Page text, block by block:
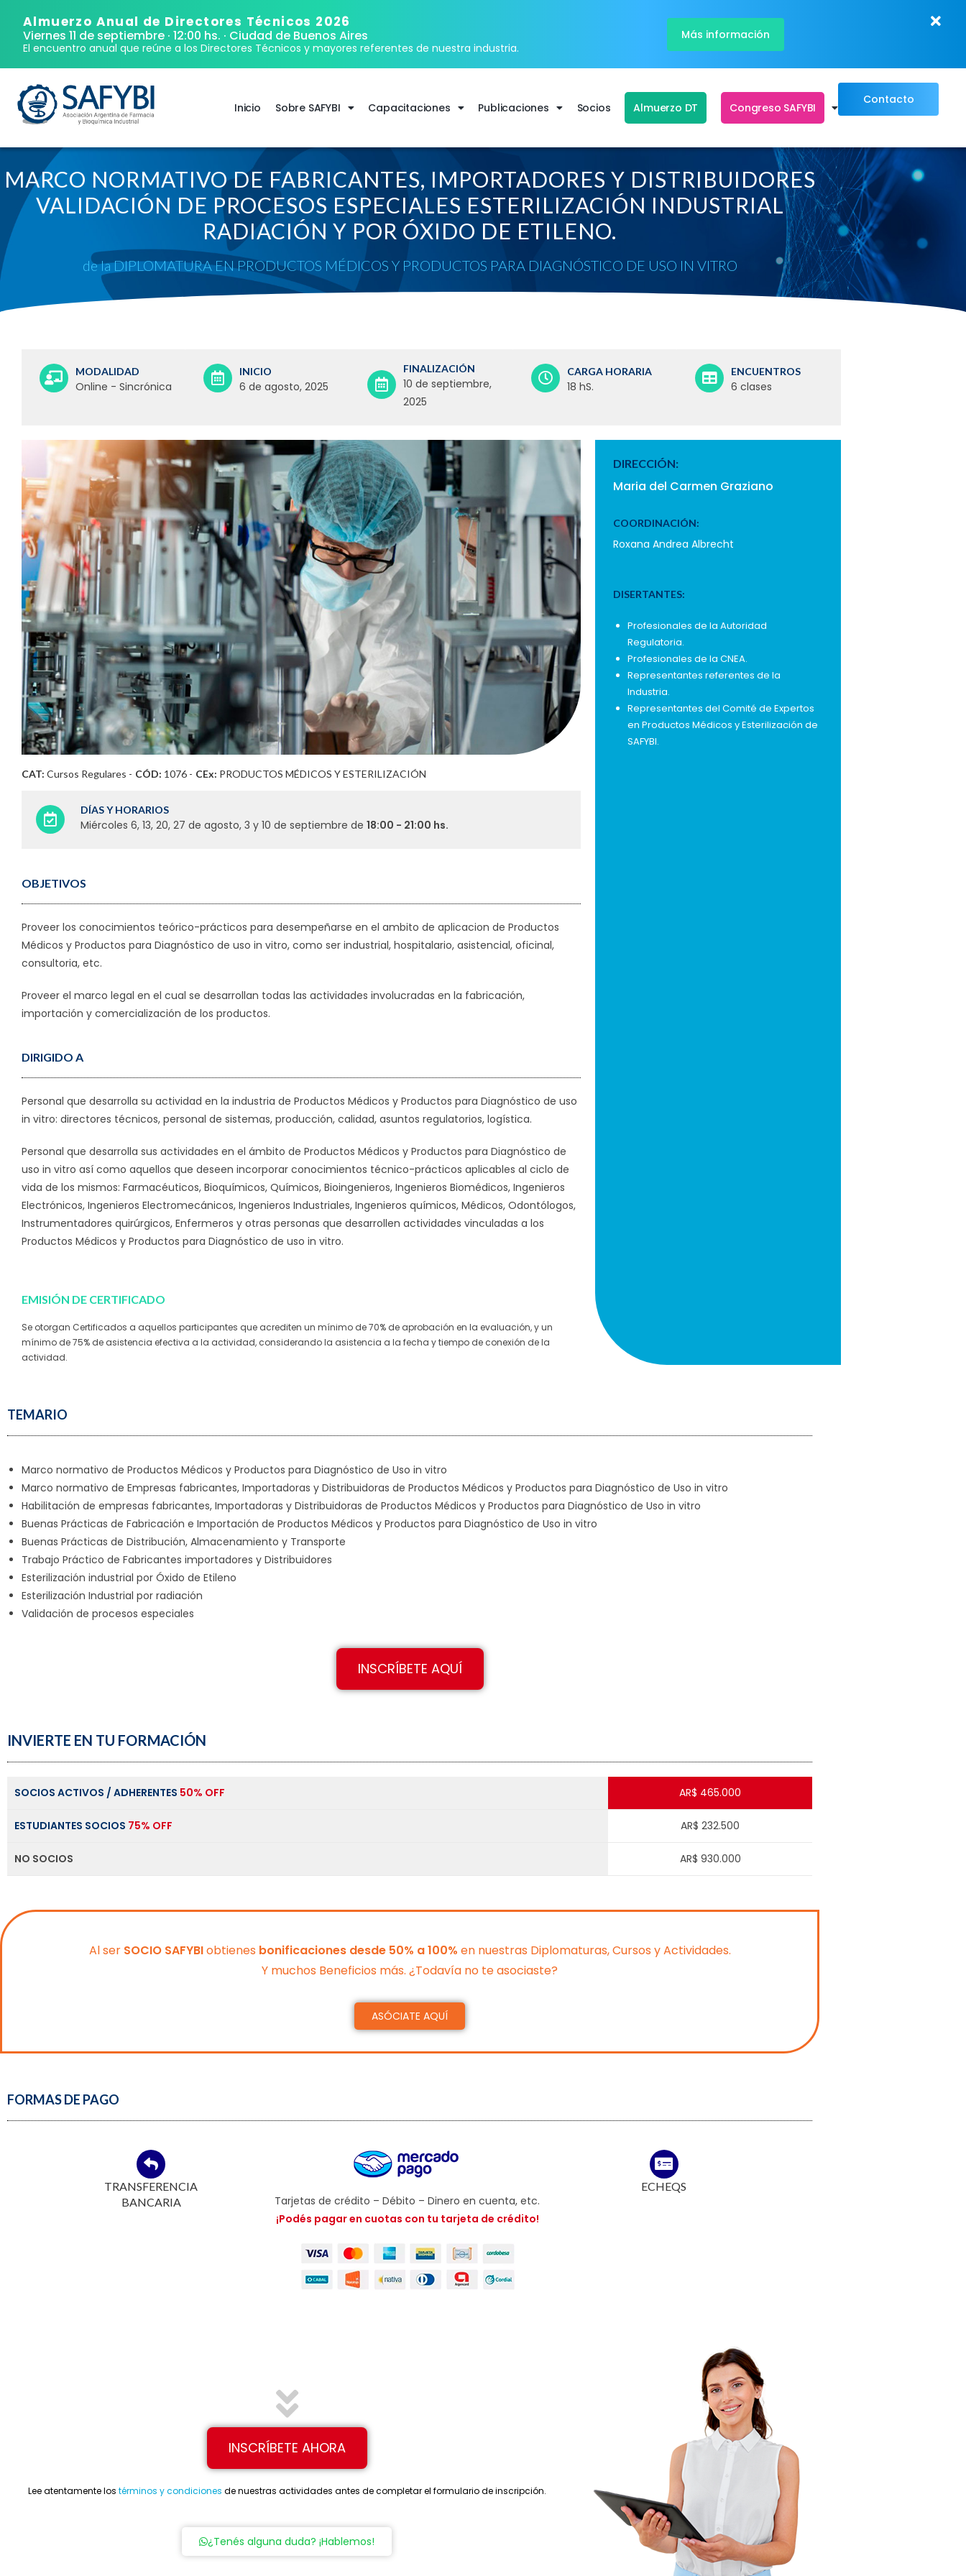
Almuerzo Anual de Directores Técnicos 2026
Viernes 11 de septiembre · 12:00 hs. · Ciudad de Buenos Aires
El encuentro anual que reúne a los Directores Técnicos y mayores referentes de nuestra industria.
Más información
Inicio Sobre SAFYBI Capacitaciones Publicaciones Socios Almuerzo DT Congreso SAFYBI
Contacto
MARCO NORMATIVO DE FABRICANTES, IMPORTADORES Y DISTRIBUIDORES
VALIDACIÓN DE PROCESOS ESPECIALES ESTERILIZACIÓN INDUSTRIAL
RADIACIÓN Y POR ÓXIDO DE ETILENO.
de la DIPLOMATURA EN PRODUCTOS MÉDICOS Y PRODUCTOS PARA DIAGNÓSTICO DE USO IN VITRO
MODALIDAD
Online - Sincrónica
INICIO
6 de agosto, 2025
FINALIZACIÓN
10 de septiembre,
2025
CARGA HORARIA
18 hS.
ENCUENTROS
6 clases
CAT: Cursos Regulares - CÓD: 1076 - CEx: PRODUCTOS MÉDICOS Y ESTERILIZACIÓN
DÍAS Y HORARIOS
Miércoles 6, 13, 20, 27 de agosto, 3 y 10 de septiembre de 18:00 - 21:00 hs.
OBJETIVOS
Proveer los conocimientos teórico-prácticos para desempeñarse en el ambito de aplicacion de Productos
Médicos y Productos para Diagnóstico de uso in vitro, como ser industrial, hospitalario, asistencial, oficinal,
consultoria, etc.
Proveer el marco legal en el cual se desarrollan todas las actividades involucradas en la fabricación,
importación y comercialización de los productos.
DIRIGIDO A
Personal que desarrolla su actividad en la industria de Productos Médicos y Productos para Diagnóstico de uso
in vitro: directores técnicos, personal de sistemas, producción, calidad, asuntos regulatorios, logística.
Personal que desarrolla sus actividades en el ámbito de Productos Médicos y Productos para Diagnóstico de
uso in vitro así como aquellos que deseen incorporar conocimientos técnico-prácticos aplicables al ciclo de
vida de los mismos: Farmacéuticos, Bioquímicos, Químicos, Bioingenieros, Ingenieros Biomédicos, Ingenieros
Electrónicos, Ingenieros Electromecánicos, Ingenieros Industriales, Ingenieros químicos, Médicos, Odontólogos,
Instrumentadores quirúrgicos, Enfermeros y otras personas que desarrollen actividades vinculadas a los
Productos Médicos y Productos para Diagnóstico de uso in vitro.
EMISIÓN DE CERTIFICADO
Se otorgan Certificados a aquellos participantes que acrediten un mínimo de 70% de aprobación en la evaluación, y un
mínimo de 75% de asistencia efectiva a la actividad, considerando la asistencia a la fecha y tiempo de conexión de la
actividad.
DIRECCIÓN:
Maria del Carmen Graziano
COORDINACIÓN:
Roxana Andrea Albrecht
DISERTANTES:
Profesionales de la Autoridad
Regulatoria.
Profesionales de la CNEA.
Representantes referentes de la
Industria.
Representantes del Comité de Expertos
en Productos Médicos y Esterilización de
SAFYBI.
TEMARIO
Marco normativo de Productos Médicos y Productos para Diagnóstico de Uso in vitro
Marco normativo de Empresas fabricantes, Importadoras y Distribuidoras de Productos Médicos y Productos para Diagnóstico de Uso in vitro
Habilitación de empresas fabricantes, Importadoras y Distribuidoras de Productos Médicos y Productos para Diagnóstico de Uso in vitro
Buenas Prácticas de Fabricación e Importación de Productos Médicos y Productos para Diagnóstico de Uso in vitro
Buenas Prácticas de Distribución, Almacenamiento y Transporte
Trabajo Práctico de Fabricantes importadores y Distribuidores
Esterilización industrial por Óxido de Etileno
Esterilización Industrial por radiación
Validación de procesos especiales
INSCRÍBETE AQUÍ
INVIERTE EN TU FORMACIÓN
SOCIOS ACTIVOS / ADHERENTES 50% OFF AR$ 465.000
ESTUDIANTES SOCIOS 75% OFF AR$ 232.500
NO SOCIOS AR$ 930.000
Al ser SOCIO SAFYBIobtienes bonificaciones desde 50% a 100% en nuestras Diplomaturas, Cursos y Actividades.
Y muchos Beneficios más. ¿Todavía no te asociaste?
ASÓCIATE AQUÍ
FORMAS DE PAGO
TRANSFERENCIA
BANCARIA
Tarjetas de crédito – Débito – Dinero en cuenta, etc.
¡Podés pagar en cuotas con tu tarjeta de crédito!
ECHEQS
INSCRÍBETE AHORA
Lee atentamente los términos y condiciones de nuestras actividades antes de completar el formulario de inscripción.
¿Tenés alguna duda? ¡Hablemos!